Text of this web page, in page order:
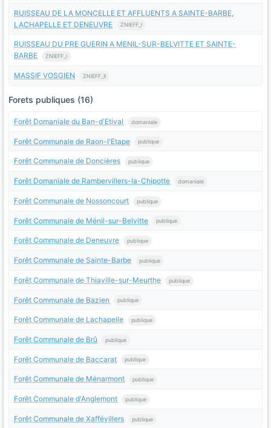
RUISSEAU DE LA MONCELLE ET AFFLUENTS A SAINTE-BARBE,
LACHAPELLE ET DENEUVRE
ZNIEFF_I
RUISSEAU DU PRE GUERIN A MENIL-SUR-BELVITTE ET SAINTE-
BARBE
ZNIEFF_I
MASSIF VOSGIEN ZNIEFF_II
Forets publiques (16)
Forêt Domaniale du Ban-d'Etival domaniale
Forêt Communale de Raon-l'Etape publique
Forêt Communale de Doncières publique
Forêt Domaniale de Rambervillers-la-Chipotte domaniale
Forêt Communale de Nossoncourt publique
Forêt Communale de Ménil-sur-Belvitte publique
Forêt Communale de Deneuvre publique
Forêt Communale de Sainte-Barbe publique
Forêt Communale de Thiaville-sur-Meurthe publique
Forêt Communale de Bazien publique
Forêt Communale de Lachapelle publique
Forêt Communale de Brû publique
Forêt Communale de Baccarat publique
Forêt Communale de Ménarmont publique
Forêt Communale d'Anglemont publique
Forêt Communale de Xaffévillers publique